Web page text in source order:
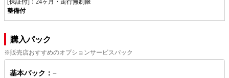
[保証付]：24ヶ月・走行無制限
整備付
購入パック
※販売店おすすめのオプションサービスパック
基本パック：−